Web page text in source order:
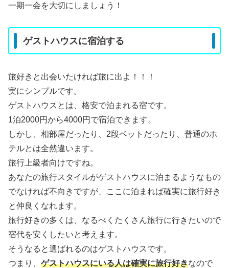
一期一会を大切にしましょう！
ゲストハウスに宿泊する
旅好きと出会いたければ旅に出よ！！！
実にシンプルです。
ゲストハウスとは、格安で泊まれる宿です。
1泊2000円から4000円で宿泊できます。
しかし、相部屋だったり、2段ベットだったり、普通のホ
テルとは全然違います。
旅行上級者向けですね。
あなたの旅行スタイルがゲストハウスに泊まるようなもの
でなければ不向きですが、ここに泊まれば確実に旅行好き
と仲良くなれます。
旅行好きの多くは、なるべくたくさん旅行に行きたいので
宿代を安くしたいと考えます。
そうなると選ばれるのはゲストハウスです。
つまり、 ゲストハウスにいる人は確実に旅行好きなので